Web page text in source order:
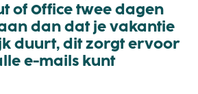
of Office twee dagen
dan dat je vakantie
duurt, dit zorgt ervoor
e-mails kunt